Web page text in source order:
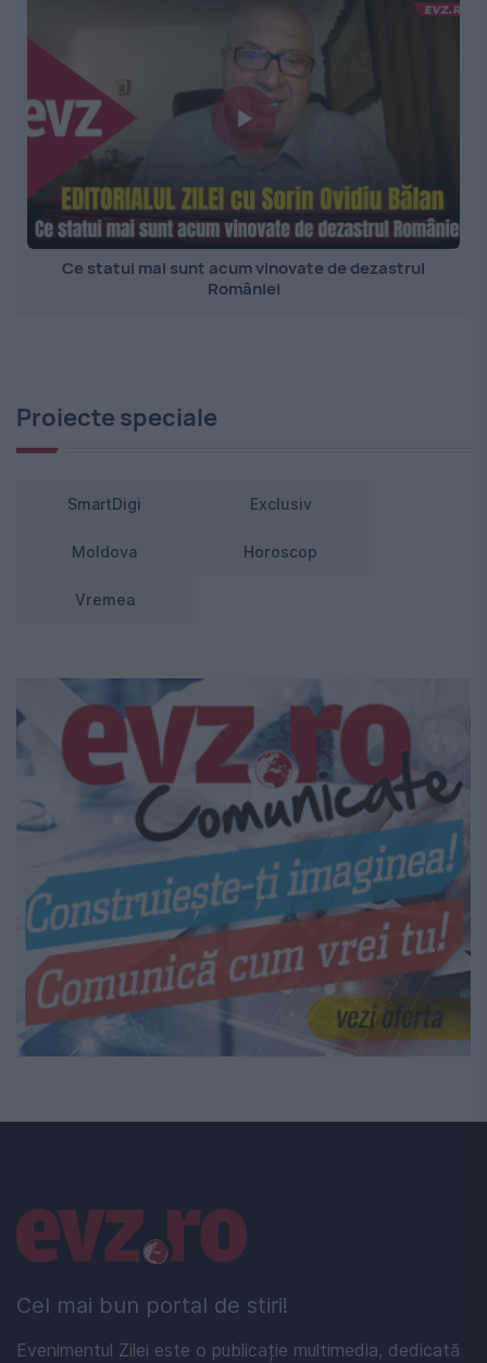
Ce statui mai sunt acum vinovate de dezastrul
României
Proiecte speciale
SmartDigi Exclusiv
Moldova Horoscop
Vremea
Cel mai bun portal de stiri!
Evenimentul Zilei este o publicație multimedia, dedicată
Linkuri utile